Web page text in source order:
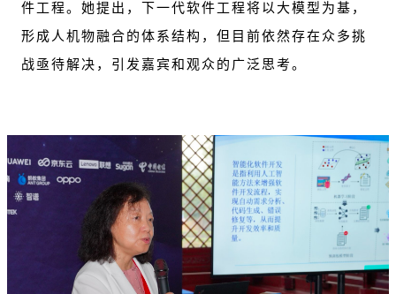
件工程。她提出，下一代软件工程将以大模型为基，
形成人机物融合的体系结构，但目前依然存在众多挑
战亟待解决，引发嘉宾和观众的广泛思考。